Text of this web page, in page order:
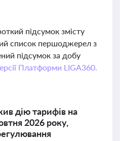
підсумок змісту
список першоджерел з
підсумок за добу
Платформи LIGA360.
дію тарифів на
2026 року,